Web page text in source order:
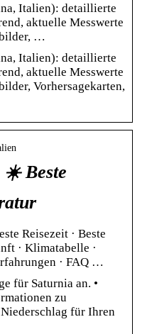
Italien): detaillierte
aktuelle Messwerte
…
Italien): detaillierte
aktuelle Messwerte
Vorhersagekarten,
☀️ Beste
Reisezeit · Beste
· Klimatabelle ·
· FAQ …
für Saturnia an. •
zu
für Ihren